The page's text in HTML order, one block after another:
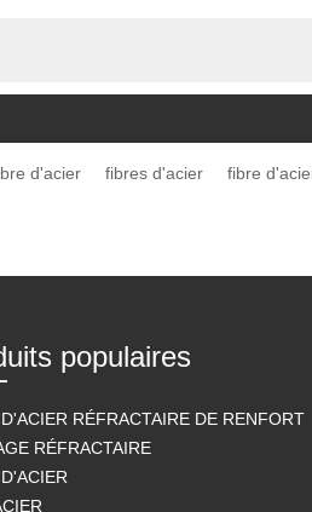
d'acier fibres d'acier fibre
populaires
RÉFRACTAIRE DE RENFORT
RÉFRACTAIRE